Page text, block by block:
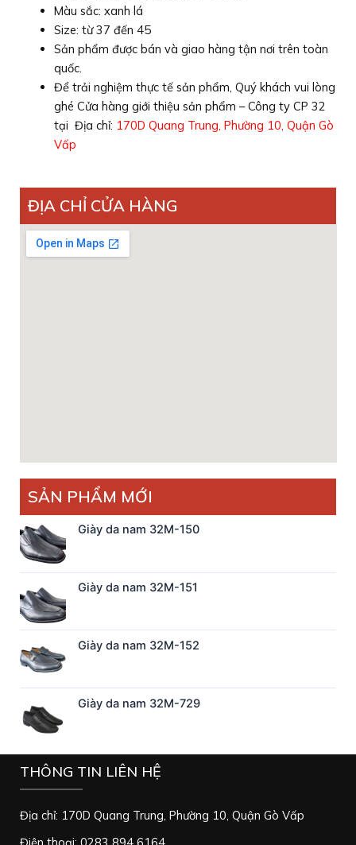
Màu sắc: xanh lá
Size: từ 37 đến 45
Sản phẩm được bán và giao hàng tận nơi trên toàn
quốc.
Để trải nghiệm thực tế sản phẩm, Quý khách vui lòng
ghé Cửa hàng giới thiệu sản phẩm – Công ty CP 32
tại Địa chỉ: 170D Quang Trung, Phường 10, Quận Gò
Vấp
ĐỊA CHỈ CỬA HÀNG
SẢN PHẨM MỚI
Giày da nam 32M-150
Giày da nam 32M-151
Giày da nam 32M-152
Giày da nam 32M-729
THÔNG TIN LIÊN HỆ
Địa chỉ: 170D Quang Trung, Phường 10, Quận Gò Vấp